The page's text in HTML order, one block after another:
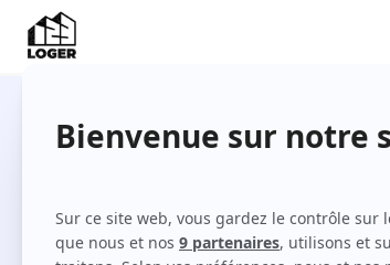
1600 studios en
Je cherche